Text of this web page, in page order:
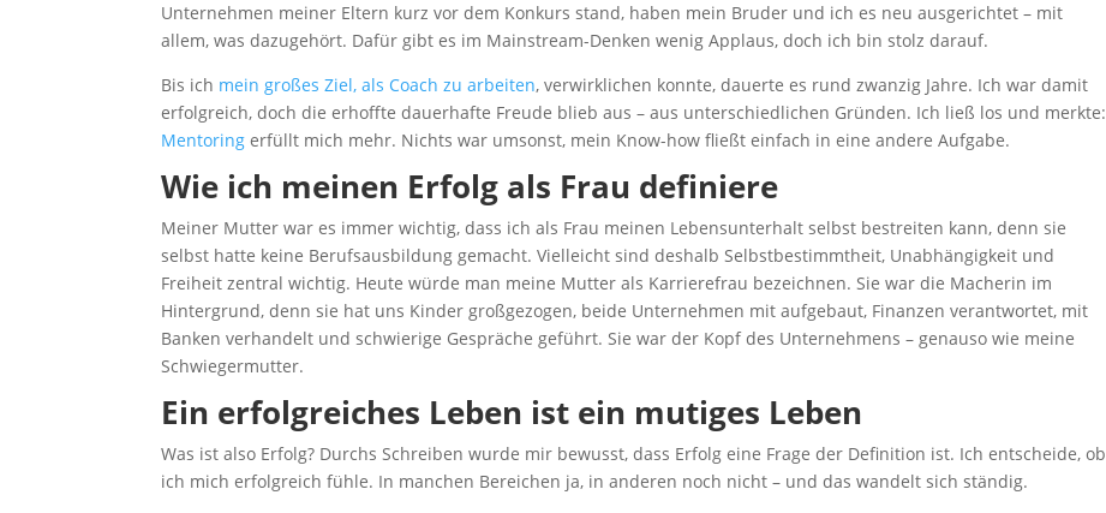
Unternehmen meiner Eltern kurz vor dem Konkurs stand, haben mein Bruder und ich es neu ausgerichtet – mit
allem, was dazugehört. Dafür gibt es im Mainstream-Denken wenig Applaus, doch ich bin stolz darauf.
Bis ich mein großes Ziel, als Coach zu arbeiten, verwirklichen konnte, dauerte es rund zwanzig Jahre. Ich war damit
erfolgreich, doch die erhoffte dauerhafte Freude blieb aus –aus unterschiedlichen Gründen. Ich ließ los und merkte:
Mentoring erfüllt mich mehr. Nichts war umsonst, mein Know-how fließt einfach in eine andere Aufgabe.
Wie ich meinen Erfolg als Frau definiere
Meiner Mutter war es immer wichtig, dass ich als Frau meinen Lebensunterhalt selbst bestreiten kann, denn sie
selbst hatte keine Berufsausbildung gemacht. Vielleicht sind deshalb Selbstbestimmtheit, Unabhängigkeit und
Freiheit zentral wichtig. Heute würde man meine Mutter als Karrierefrau bezeichnen. Sie war die Macherin im
Hintergrund, denn sie hat uns Kinder großgezogen, beide Unternehmen mit aufgebaut, Finanzen verantwortet, mit
Banken verhandelt und schwierige Gespräche geführt. Sie war der Kopf des Unternehmens – genauso wie meine
Schwiegermutter.
Ein erfolgreiches Leben ist ein mutiges Leben
Was ist also Erfolg? Durchs Schreiben wurde mir bewusst, dass Erfolg eine Frage der Definition ist. Ich entscheide, ob
ich mich erfolgreich fühle. In manchen Bereichen ja, in anderen noch nicht – und das wandelt sich ständig.